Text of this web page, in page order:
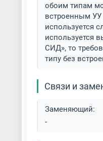
обоим типам
встроенным УУ
используется
используется
СИД», то
типу без
Связи и
Заменяющий:
-